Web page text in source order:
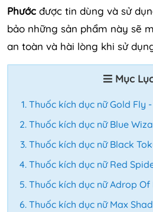
Phước được tin dùng và sử
bảo những sản phẩm này sẽ
an toàn và hài lòng khi sử
Mục
Thuốc kích dục nữ Gold Fly -
Thuốc kích dục nữ Blue
Thuốc kích dục nữ Black
Thuốc kích dục nữ Red
Thuốc kích dục nữ Adrop Of
Thuốc kích dục nữ Max